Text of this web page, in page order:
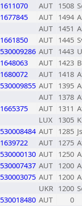
1611070 AUT 1508
1677845 AUT 1494
AUT 1451
1661850 AUT 1445
530009286 AUT 1443
1648063 AUT 1423
1680072 AUT 1418
530009855 AUT 1395
AUT 1378
1665375 AUT 1311
LUX 1305
530008484 AUT 1285
1639722 AUT 1275
530000130 AUT 1250
530007437 AUT 1200
530003075 AUT 1200
UKR 1200
530018480 AUT 0